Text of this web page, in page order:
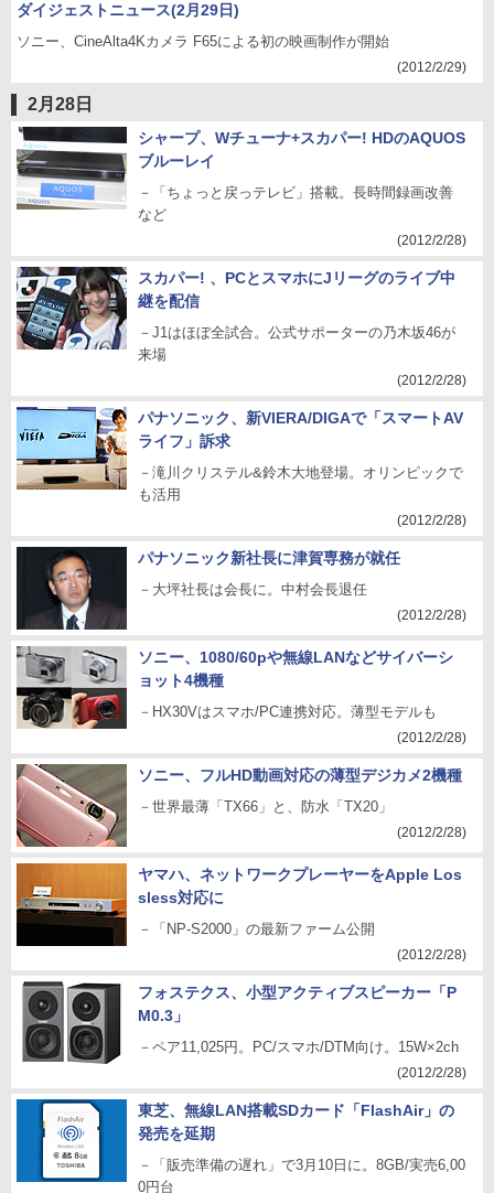
ダイジェストニュース(2月29日)
ソニー、CineAlta4Kカメラ F65による初の映画制作が開始
(2012/2/29)
2月28日
シャープ、Wチューナ+スカパー! HDのAQUOS
ブルーレイ
－「ちょっと戻っテレビ」搭載。長時間録画改善
など
(2012/2/28)
スカパー! 、PCとスマホにJリーグのライブ中
継を配信
－J1はほぼ全試合。公式サポーターの乃木坂46が
来場
(2012/2/28)
パナソニック、新VIERA/DIGAで「スマートAV
ライフ」訴求
－滝川クリステル&鈴木大地登場。オリンピックで
も活用
(2012/2/28)
パナソニック新社長に津賀専務が就任
－大坪社長は会長に。中村会長退任
(2012/2/28)
ソニー、1080/60pや無線LANなどサイバーシ
ョット4機種
－HX30Vはスマホ/PC連携対応。薄型モデルも
(2012/2/28)
ソニー、フルHD動画対応の薄型デジカメ2機種
－世界最薄「TX66」と、防水「TX20」
(2012/2/28)
ヤマハ、ネットワークプレーヤーをApple Los
sless対応に
－「NP-S2000」の最新ファーム公開
(2012/2/28)
フォステクス、小型アクティブスピーカー「P
M0.3」
－ペア11,025円。PC/スマホ/DTM向け。15W×2ch
(2012/2/28)
東芝、無線LAN搭載SDカード「FlashAir」の
発売を延期
－「販売準備の遅れ」で3月10日に。8GB/実売6,00
0円台